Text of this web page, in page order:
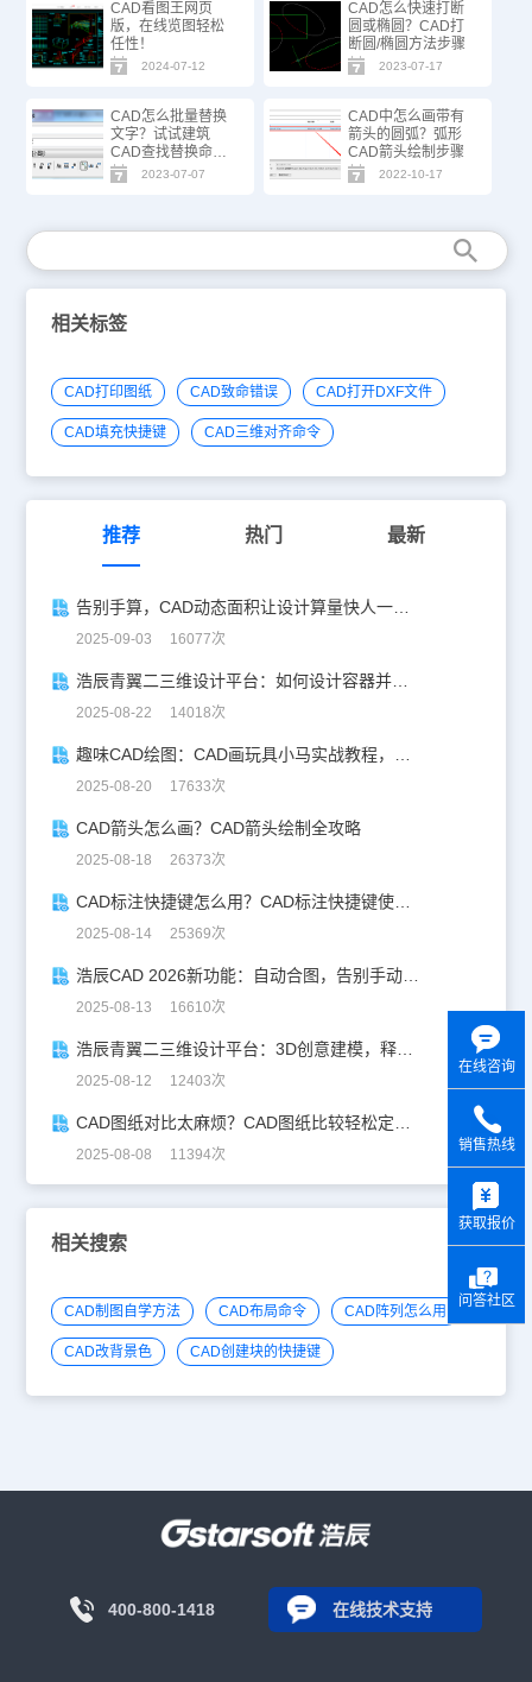
CAD看图王网页
版，在线览图轻松
任性！
2024-07-12
CAD怎么快速打断
圆或椭圆？CAD打
断圆/椭圆方法步骤
2023-07-17
CAD怎么批量替换
文字？试试建筑
CAD查找替换命
令！
2023-07-07
CAD中怎么画带有
箭头的圆弧？弧形
CAD箭头绘制步骤
2022-10-17
相关标签
CAD打印图纸 CAD致命错误 CAD打开DXF文件
CAD填充快捷键 CAD三维对齐命令
推荐 热门 最新
告别手算，CAD动态面积让设计算量快人一步！
2025-09-03 16077次
浩辰青翼二三维设计平台：如何设计容器并计算其体积
2025-08-22 14018次
2025-08-20 17633次
CAD箭头怎么画？CAD箭头绘制全攻略
2025-08-18 26373次
CAD标注快捷键怎么用？CAD标注快捷键使用教程
2025-08-14 25369次
浩辰CAD 2026新功能：自动合图，告别手动拼图！
2025-08-13 16610次
浩辰青翼二三维设计平台：3D创意建模，释放创意生产力！
2025-08-12 12403次
2025-08-08 11394次
相关搜索
CAD制图自学方法 CAD布局命令 CAD阵列怎么用
CAD改背景色 CAD创建块的快捷键
400-800-1418 在线技术支持
在线咨询
销售热线
获取报价
问答社区